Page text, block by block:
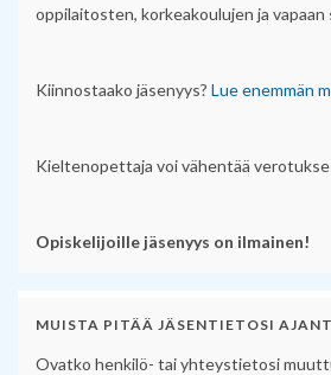
oppilaitosten, korkeakoulujen ja
Kiinnostaako jäsenyys? Lue enemmän
Kieltenopettaja voi vähentää
Opiskelijoille jäsenyys on ilmainen!
MUISTA PITÄÄ JÄSENTIETOSI
Ovatko henkilö- tai yhteystietosi